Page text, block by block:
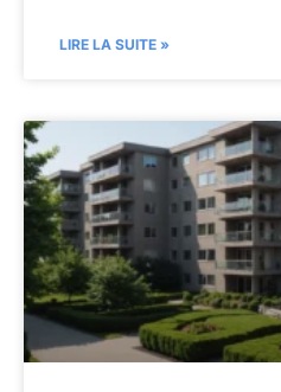
LIRE LA SUITE »